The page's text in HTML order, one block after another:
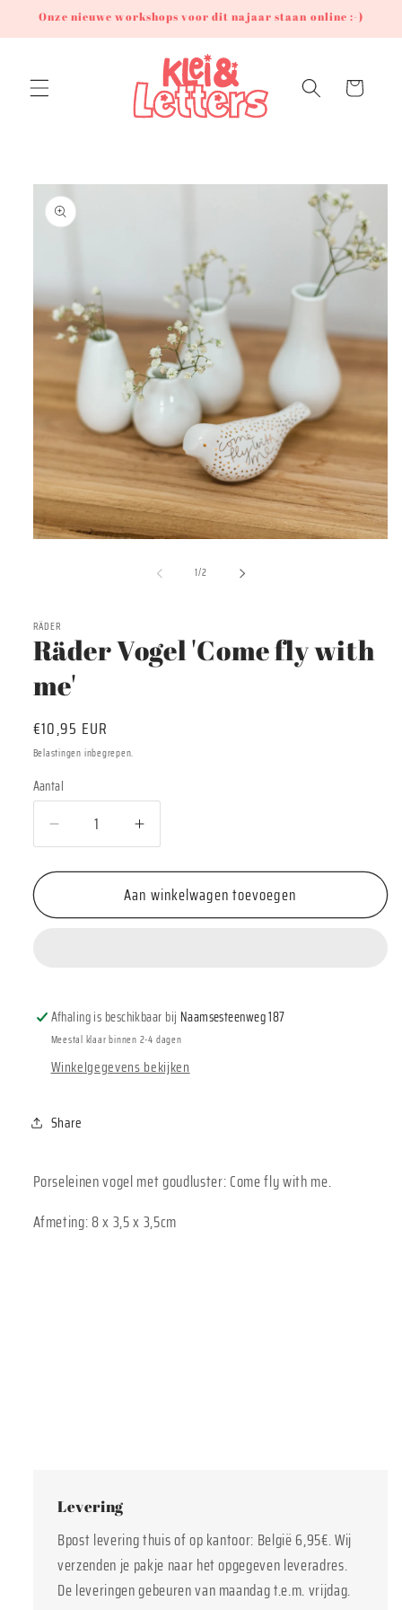
naar de
content
Onze nieuwe workshops voor dit najaar staan online :-)
Winkelwagen
Ga direct naar
productinformatie
1/van
2
RÄDER
Räder Vogel 'Come fly with
me'
Normale
prijs
€10,95 EUR
Belastingen inbegrepen.
Aantal
Aantal
Aantal
verlagen
voor
Vogel
Aantal
verhogen
voor
Räder
Vogel
Aan winkelwagen toevoegen
Afhaling is beschikbaar bij Naamsesteenweg 187
Meestal klaar binnen 2-4 dagen
Winkelgegevens bekijken
Share
Porseleinen vogel met goudluster: Come fly with me.
Afmeting:8 x 3,5 x 3,5cm
Levering
Bpost levering thuis of op kantoor: België 6,95€. Wij
verzenden je pakje naar het opgegeven leveradres.
De leveringen gebeuren van maandag t.e.m. vrijdag.